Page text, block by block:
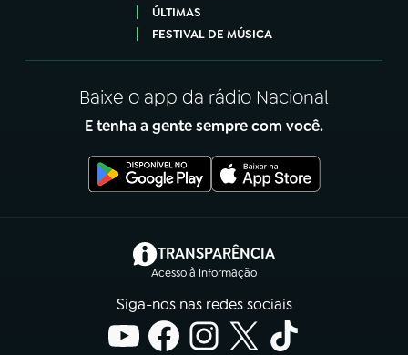
ÚLTIMAS
FESTIVAL DE MÚSICA
Baixe o app da rádio Nacional
E tenha a gente sempre com você.
TRANSPARÊNCIA
Acesso à Informação
(abre em nova aba)
Siga-nos nas redes sociais